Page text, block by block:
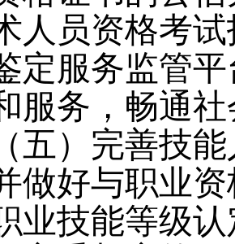
人员资格考
定服务监管
服务，畅通
五）完善技能
做好与职业
业技能等级